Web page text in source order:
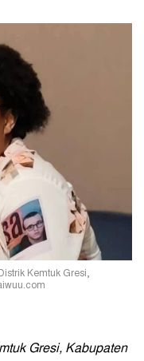
Kemtuk Gresi,
Gresi, Kabupaten